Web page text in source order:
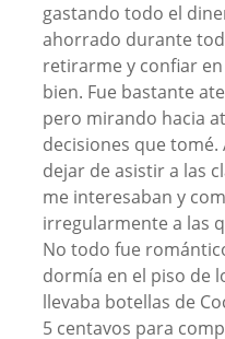
gastando todo el
ahorrado durante
retirarme y confiar
bien. Fue bastante
pero mirando hacia
decisiones que
dejar de asistir a las
me interesaban y
irregularmente a las
No todo fue
dormía en el piso de
llevaba botellas de
5 centavos para